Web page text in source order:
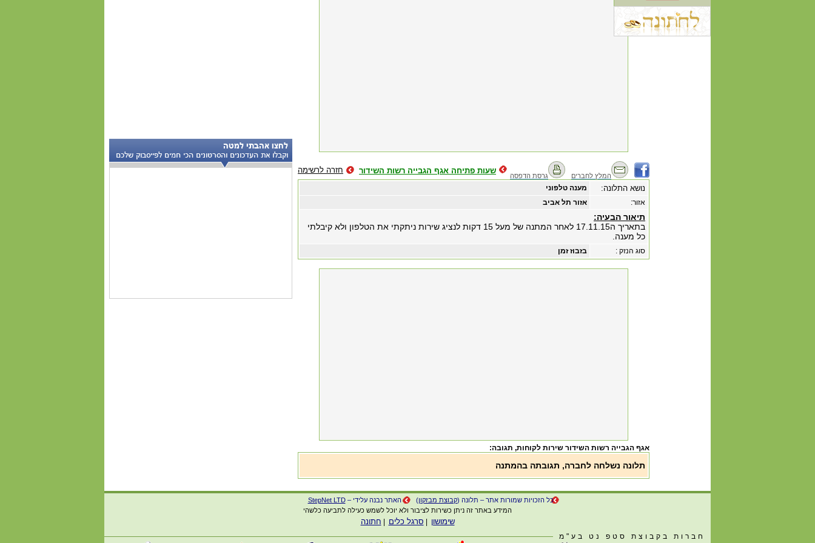
חזרה לרשימה שעות פתיחה אגף הגבייה רשות השידור
גרסת הדפסה המלץ לחברים
מענה טלפוני נושא התלונה:
אזור תל אביב אזור:
תיאור הבעיה:
בתאריך ה17.11.15 לאחר המתנה של מעל 15 דקות לנציג שירות ניתקתי את הטלפון ולא קיבלתי
כל מענה.
בזבוז זמן סוג הנזק :
אגף הגבייה רשות השידור שירות לקוחות, תגובה:
תלונה נשלחה לחברה, תגובתה בהמתנה
כל הזכויות שמורות אתר – תלונה (קבוצת מבזקון) האתר נבנה עלידי –StepNet LTD
המידע באתר זה ניתן כשירות לציבור ולא יוכל לשמש כעילה לתביעה כלשהי
שימושון סרגל כלים חתונה
חברות בקבוצת סטפ נט בע"מ